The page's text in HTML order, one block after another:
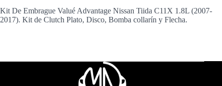
Kit De Embrague Valué Advantage Nissan Tiida C11X 1.8L (2007-
2017). Kit de Clutch Plato, Disco, Bomba collarín y Flecha.